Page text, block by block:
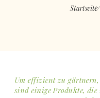
Startseite
Um effizient zu
sind einige Produkte,